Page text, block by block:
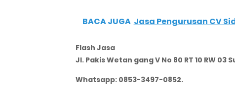
BACA JUGA Jasa Pengurusan CV
Flash Jasa
Jl. Pakis Wetan gang V No 80 RT 10 RW 03
Whatsapp: 0853-3497-0852.